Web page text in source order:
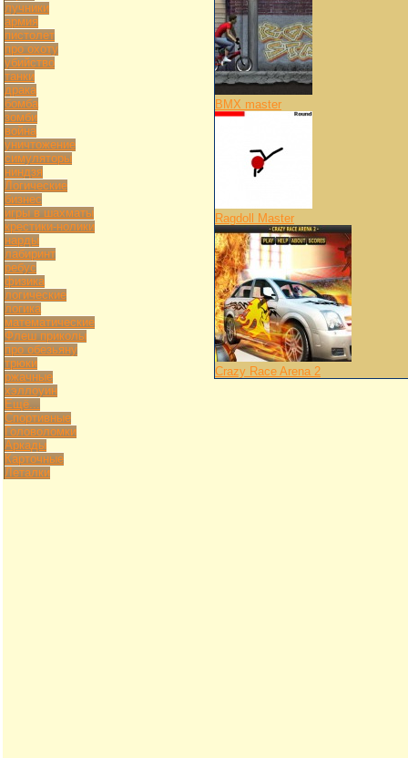
BMX master
Ragdoll Master
Crazy Race Arena 2
лучники
армия
пистолет
про охоту
убийство
танки
драка
бомба
зомби
война
уничтожение
симуляторы
ниндзя
Логические
бизнес
игры в шахматы
крестики-нолики
нарды
лабиринт
ребус
физика
логические
логика
математические
Флеш приколы
про обезьяну
трюки
ржачные
хэллоуин
Ещё...
Спортивные
Головоломки
Аркады
Карточные
Леталки